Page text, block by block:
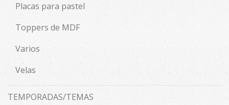
Placas para pastel
Toppers de MDF
Varios
Velas
TEMPORADAS/TEMAS